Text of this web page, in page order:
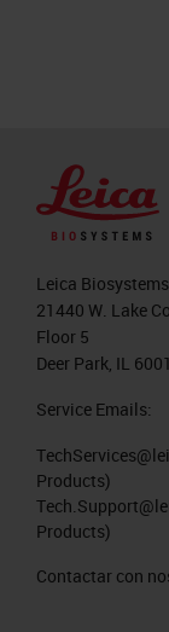
Leica Biosystems
21440 W. Lake
Floor 5
Deer Park, IL
Service Emails:
Products)
Products)
Contactar con